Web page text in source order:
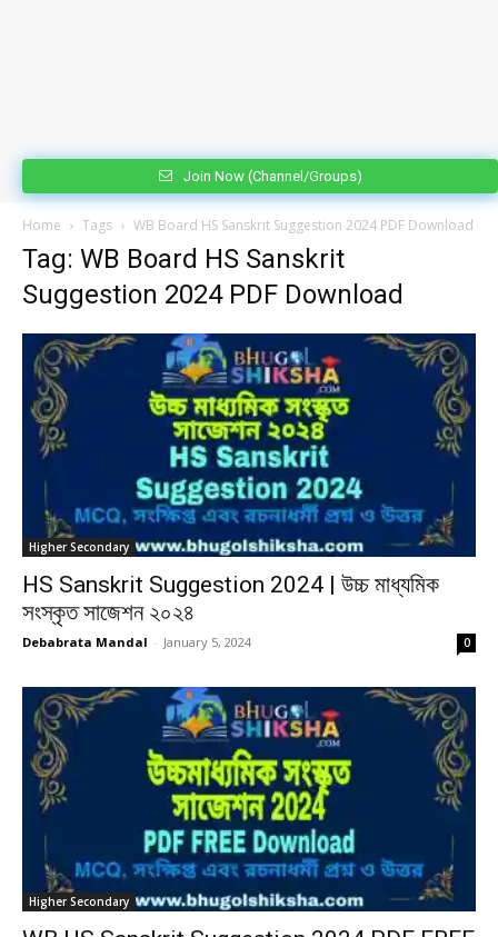
Join Now (Channel/Groups)
Home Tags WB Board HS Sanskrit Suggestion 2024 PDF Download
Tag: WB Board HS Sanskrit
Suggestion 2024 PDF Download
Higher Secondary
HS Sanskrit Suggestion 2024 | উচ্চ মাধ্যমিক
সংস্কৃত সাজেশন ২০২৪
Debabrata Mandal - January 5, 2024 0
Higher Secondary